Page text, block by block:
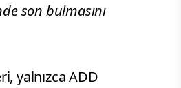
son bulmasını
yalnızca ADD